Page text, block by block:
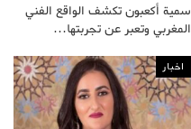
سمية أكعبون تكشف الواقع الفني
المغربي وتعبر عن تجربتها…
اخبار